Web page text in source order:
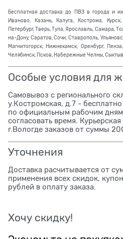
Бесплатная доставка до ПВЗ в города и
Иваново, Казань, Калуга, Кострома,
Петербург, Тверь, Тула, Ярославль, Самара,
на-Дону, Саратов, Сочи, Ставрополь,
Магнитогорск, Нижнекамск, Оренбург,
Челябинск, Псков, Набережные Челны,
Особые условия для
Самовывоз с регионального
у.Костромская, д.7 -
по официальным рабочим
согласовать время.
г.Вологде заказов от суммы
Уточнения
Доставка расчитывается от
применения всех скидок,
рублей в оплату заказа.
Хочу скидку!